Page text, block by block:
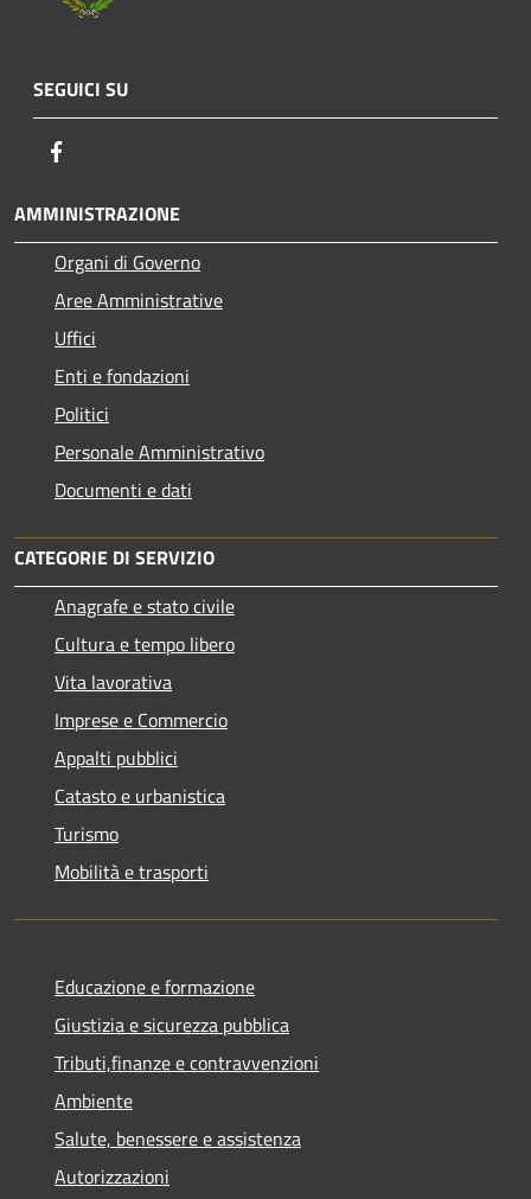
SEGUICI SU
AMMINISTRAZIONE
Organi di Governo
Aree Amministrative
Uffici
Enti e fondazioni
Politici
Personale Amministrativo
Documenti e dati
CATEGORIE DI SERVIZIO
Anagrafe e stato civile
Cultura e tempo libero
Vita lavorativa
Imprese e Commercio
Appalti pubblici
Catasto e urbanistica
Turismo
Mobilità e trasporti
Educazione e formazione
Giustizia e sicurezza pubblica
Tributi,finanze e contravvenzioni
Ambiente
Salute, benessere e assistenza
Autorizzazioni